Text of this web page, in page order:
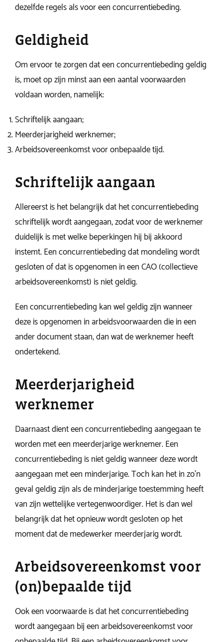
dezelfde regels als voor een concurrentiebeding.
Geldigheid
Om ervoor te zorgen dat een concurrentiebeding geldig
is, moet op zijn minst aan een aantal voorwaarden
voldaan worden, namelijk:
Schriftelijk aangaan;
Meerderjarigheid werknemer;
Arbeidsovereenkomst voor onbepaalde tijd.
Schriftelijk aangaan
Allereerst is het belangrijk dat het concurrentiebeding
schriftelijk wordt aangegaan, zodat voor de werknemer
duidelijk is met welke beperkingen hij bij akkoord
instemt. Een concurrentiebeding dat mondeling wordt
gesloten of dat is opgenomen in een CAO (collectieve
arbeidsovereenkomst) is niet geldig.
Een concurrentiebeding kan wel geldig zijn wanneer
deze is opgenomen in arbeidsvoorwaarden die in een
ander document staan, dan wat de werknemer heeft
ondertekend.
Meerderjarigheid
werknemer
Daarnaast dient een concurrentiebeding aangegaan te
worden met een meerderjarige werknemer. Een
concurrentiebeding is niet geldig wanneer deze wordt
aangegaan met een minderjarige. Toch kan het in zo’n
geval geldig zijn als de minderjarige toestemming heeft
van zijn wettelijke vertegenwoordiger. Het is dan wel
belangrijk dat het opnieuw wordt gesloten op het
moment dat de medewerker meerderjarig wordt.
Arbeidsovereenkomst voor
(on)bepaalde tijd
Ook een voorwaarde is dat het concurrentiebeding
wordt aangegaan bij een arbeidsovereenkomst voor